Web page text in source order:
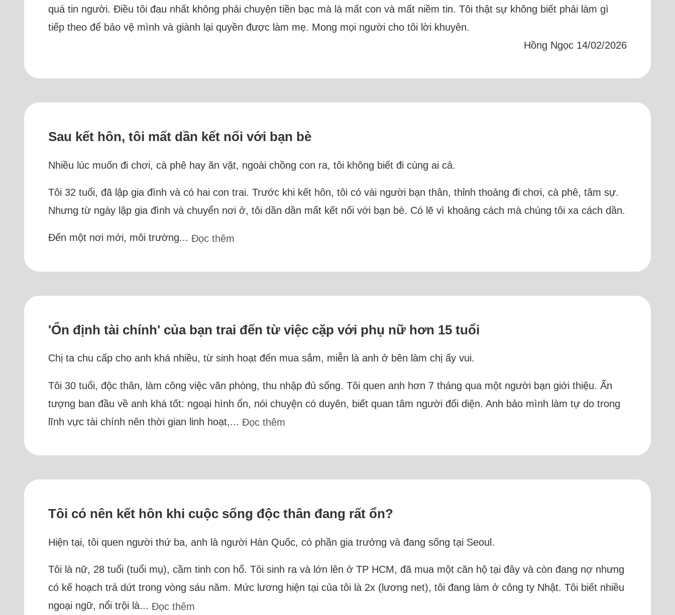
quá tin người. Điều tôi đau nhất không phải chuyện tiền bạc mà là mất con và mất niềm tin. Tôi thật sự không biết phải làm gì
tiếp theo để bảo vệ mình và giành lại quyền được làm mẹ. Mong mọi người cho tôi lời khuyên.
Hồng Ngọc 14/02/2026
Sau kết hôn, tôi mất dần kết nối với bạn bè
Nhiều lúc muốn đi chơi, cà phê hay ăn vặt, ngoài chồng con ra, tôi không biết đi cùng ai cả.
Tôi 32 tuổi, đã lập gia đình và có hai con trai. Trước khi kết hôn, tôi có vài người bạn thân, thỉnh thoảng đi chơi, cà phê, tâm sự.
Nhưng từ ngày lập gia đình và chuyển nơi ở, tôi dần dần mất kết nối với bạn bè. Có lẽ vì khoảng cách mà chúng tôi xa cách dần.
Đến một nơi mới, môi trường... Đọc thêm
'Ổn định tài chính' của bạn trai đến từ việc cặp với phụ nữ hơn 15 tuổi
Chị ta chu cấp cho anh khá nhiều, từ sinh hoạt đến mua sắm, miễn là anh ở bên làm chị ấy vui.
Tôi 30 tuổi, độc thân, làm công việc văn phòng, thu nhập đủ sống. Tôi quen anh hơn 7 tháng qua một người bạn giới thiệu. Ấn
tượng ban đầu về anh khá tốt: ngoại hình ổn, nói chuyện có duyên, biết quan tâm người đối diện. Anh bảo mình làm tự do trong
lĩnh vực tài chính nên thời gian linh hoạt,... Đọc thêm
Tôi có nên kết hôn khi cuộc sống độc thân đang rất ổn?
Hiện tại, tôi quen người thứ ba, anh là người Hàn Quốc, có phần gia trưởng và đang sống tại Seoul.
Tôi là nữ, 28 tuổi (tuổi mụ), cầm tinh con hổ. Tôi sinh ra và lớn lên ở TP HCM, đã mua một căn hộ tại đây và còn đang nợ nhưng
có kế hoạch trả dứt trong vòng sáu năm. Mức lương hiện tại của tôi là 2x (lương net), tôi đang làm ở công ty Nhật. Tôi biết nhiều
ngoại ngữ, nổi trội là... Đọc thêm